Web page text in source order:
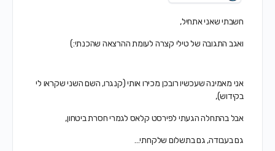
חשבתי שאני אתחיל,
ואגב התגובה של טילי קצרה לעומת ההרצאה שהכנתי:)
אני מאמינה שעכשיו רובכן מכירו אותי (קנגרו, השם השני שקראו לי
בקידוש),
אבל בהתחלה הגעתי לפירסט קלאס לגמרי חסרת ביטחון,
גם בעבודה, גם בתשלום שלקחתי…